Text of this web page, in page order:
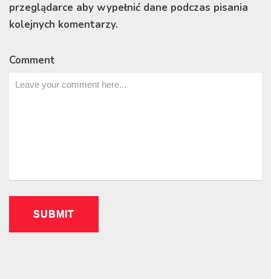
przeglądarce aby wypełnić dane podczas pisania
kolejnych komentarzy.
Comment